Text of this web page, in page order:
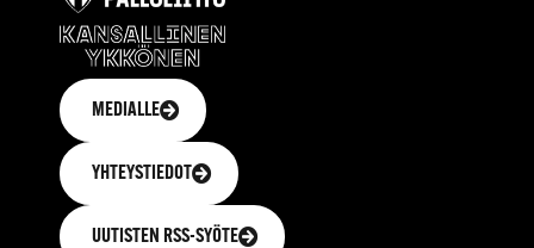
MEDIALLE
YHTEYSTIEDOT
UUTISTEN RSS-SYÖTE